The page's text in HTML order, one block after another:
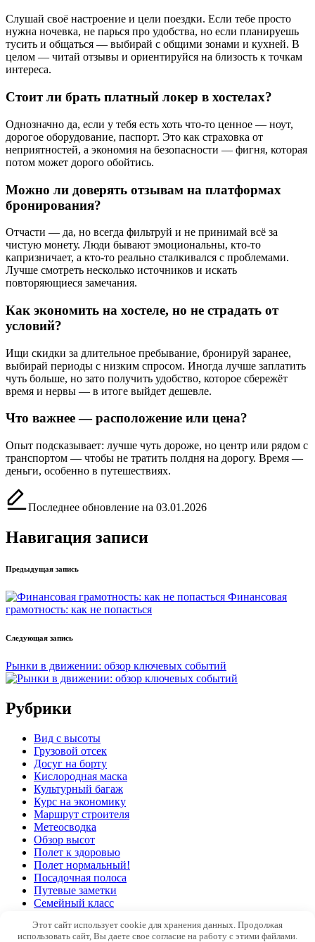
Слушай своё настроение и цели поездки. Если тебе просто
нужна ночевка, не парься про удобства, но если планируешь
тусить и общаться — выбирай с общими зонами и кухней. В
целом — читай отзывы и ориентируйся на близость к точкам
интереса.
Стоит ли брать платный локер в хостелах?
Однозначно да, если у тебя есть хоть что-то ценное — ноут,
дорогое оборудование, паспорт. Это как страховка от
неприятностей, а экономия на безопасности — фигня, которая
потом может дорого обойтись.
Можно ли доверять отзывам на платформах
бронирования?
Отчасти — да, но всегда фильтруй и не принимай всё за
чистую монету. Люди бывают эмоциональны, кто-то
капризничает, а кто-то реально сталкивался с проблемами.
Лучше смотреть несколько источников и искать
повторяющиеся замечания.
Как экономить на хостеле, но не страдать от
условий?
Ищи скидки за длительное пребывание, бронируй заранее,
выбирай периоды с низким спросом. Иногда лучше заплатить
чуть больше, но зато получить удобство, которое сбережёт
время и нервы — в итоге выйдет дешевле.
Что важнее — расположение или цена?
Опыт подсказывает: лучше чуть дороже, но центр или рядом с
транспортом — чтобы не тратить полдня на дорогу. Время —
деньги, особенно в путешествиях.
Последнее обновление на 03.01.2026
Навигация записи
Предыдущая запись
Финансовая
грамотность: как не попасться
Следующая запись
Рынки в движении: обзор ключевых событий
Рубрики
Вид с высоты
Грузовой отсек
Досуг на борту
Кислородная маска
Культурный багаж
Курс на экономику
Маршрут строителя
Метеосводка
Обзор высот
Полет к здоровью
Полет нормальный!
Посадочная полоса
Путевые заметки
Семейный класс
Copyright 2026 —Полет реальности. All rights reserved.
Этот сайт использует cookie для хранения данных. Продолжая
использовать сайт, Вы даете свое согласие на работу с этими файлами.